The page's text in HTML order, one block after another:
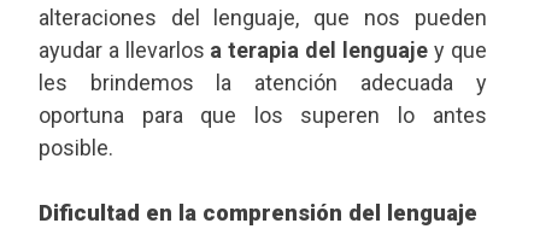
alteraciones del lenguaje, que nos pueden
ayudar a llevarlos a terapia del lenguajey que
les brindemos la atención adecuada y
oportuna para que los superen lo antes
posible.
Dificultad en la comprensión del lenguaje